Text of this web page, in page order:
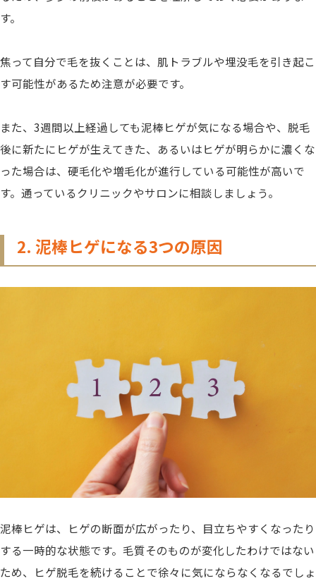
す。
焦って自分で毛を抜くことは、肌トラブルや埋没毛を引き起こ
す可能性があるため注意が必要です。
また、3週間以上経過しても泥棒ヒゲが気になる場合や、脱毛
後に新たにヒゲが生えてきた、あるいはヒゲが明らかに濃くな
った場合は、硬毛化や増毛化が進行している可能性が高いで
す。通っているクリニックやサロンに相談しましょう。
2. 泥棒ヒゲになる3つの原因
泥棒ヒゲは、ヒゲの断面が広がったり、目立ちやすくなったり
する一時的な状態です。毛質そのものが変化したわけではない
ため、ヒゲ脱毛を続けることで徐々に気にならなくなるでしょ